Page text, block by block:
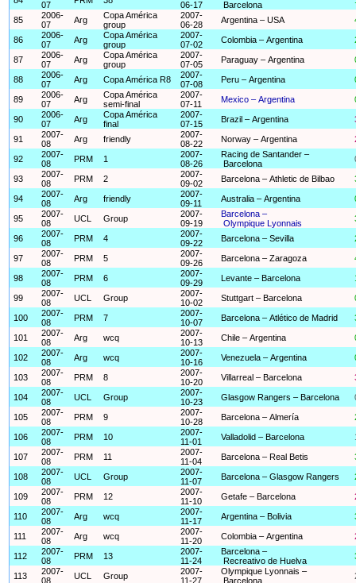
07 06-17 Barcelona
85
2006-
07
Arg
Copa América
group
2007-
06-28
Argentina – USA
86
2006-
07
Arg
Copa América
group
2007-
07-02
Colombia – Argentina
87
2006-
07
Arg
Copa América
group
2007-
07-05
Paraguay – Argentina
88
2006-
07
Arg Copa América R8
2007-
07-08
Peru – Argentina
89
2006-
07
Arg
Copa América
semi-final
2007-
07-11
Mexico – Argentina
90
2006-
07
Arg
Copa América
final
2007-
07-15
Brazil – Argentina
91
2007-
08
Arg friendly
2007-
08-22
Norway – Argentina
92
2007-
08
PRM 1
2007-
08-26
Racing de Santander –
Barcelona
93
2007-
08
PRM 2
2007-
09-02
Barcelona – Athletic de Bilbao
94
2007-
08
Arg friendly
2007-
09-11
Australia – Argentina
95
2007-
08
UCL Group
2007-
09-19
Barcelona –
Olympique Lyonnais
96
2007-
08
PRM 4
2007-
09-22
Barcelona – Sevilla
97
2007-
08
PRM 5
2007-
09-26
Barcelona – Zaragoza
98
2007-
08
PRM 6
2007-
09-29
Levante – Barcelona
99
2007-
08
UCL Group
2007-
10-02
Stuttgart – Barcelona
100
2007-
08
PRM 7
2007-
10-07
Barcelona – Atlético de Madrid
101
2007-
08
Arg wcq
2007-
10-13
Chile – Argentina
102
2007-
08
Arg wcq
2007-
10-16
Venezuela – Argentina
103
2007-
08
PRM 8
2007-
10-20
Villarreal – Barcelona
104
2007-
08
UCL Group
2007-
10-23
Glasgow Rangers – Barcelona
105
2007-
08
PRM 9
2007-
10-28
Barcelona – Almería
106
2007-
08
PRM 10
2007-
11-01
Valladolid – Barcelona
107
2007-
08
PRM 11
2007-
11-04
Barcelona – Real Betis
108
2007-
08
UCL Group
2007-
11-07
Barcelona – Glasgow Rangers
109
2007-
08
PRM 12
2007-
11-10
Getafe – Barcelona
110
2007-
08
Arg wcq
2007-
11-17
Argentina – Bolivia
111
2007-
08
Arg wcq
2007-
11-20
Colombia – Argentina
112
2007-
08
PRM 13
2007-
11-24
Barcelona –
Recreativo de Huelva
113
2007-
08
UCL Group
2007-
11-27
Olympique Lyonnais –
Barcelona